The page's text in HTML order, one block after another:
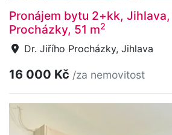
Pronájem bytu 2+kk,
Procházky, 51 m2
Dr. Jiřího Procházky, Jihlava
16 000 Kč /za nemovitost